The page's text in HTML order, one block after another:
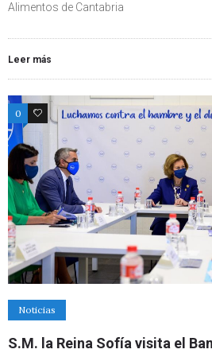
Alimentos de Cantabria
Leer más
0 0
Noticias
S.M. la Reina Sofía visita el